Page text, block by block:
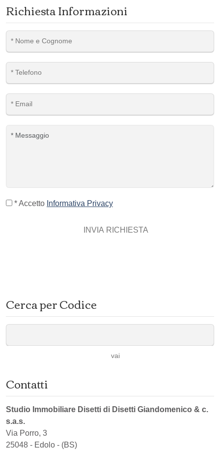
Richiesta Informazioni
* Accetto Informativa Privacy
INVIA RICHIESTA
Cerca per Codice
vai
Contatti
Studio Immobiliare Disetti di Disetti Giandomenico & c.
s.a.s.
Via Porro, 3
25048 - Edolo - (BS)